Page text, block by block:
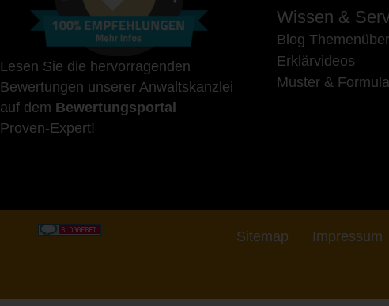
Lesen Sie die hervorragenden
Bewertungen unserer Anwaltskanzlei
auf dem Bewertungsportal
Proven-Expert!
Wissen &
Blog
Erklärvideos
Muster &
Sitemap Impressum